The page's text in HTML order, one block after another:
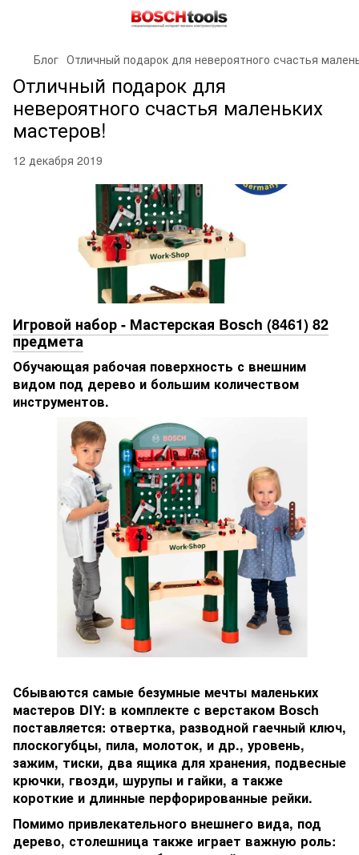
Блог Отличный подарок для невероятного счастья
Отличный подарок для
невероятного счастья маленьких
мастеров!
12 декабря 2019
Игровой набор - Мастерская Bosch (8461) 82
предмета
Обучающая рабочая поверхность с внешним
видом под дерево и большим количеством
инструментов.
Сбываются самые безумные мечты маленьких
мастеров DIY: в комплекте с верстаком Bosch
поставляется: отвертка, разводной гаечный ключ,
плоскогубцы, пила, молоток, и др., уровень,
зажим, тиски, два ящика для хранения, подвесные
крючки, гвозди, шурупы и гайки, а также
короткие и длинные перфорированные рейки.
Помимо привлекательного внешнего вида, под
дерево, столешница также играет важную роль: